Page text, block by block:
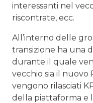
interessanti nel
riscontrate, ecc.
All’interno delle
transizione ha una
durante il quale
vecchio sia il
vengono rilasciati
della piattaforma e